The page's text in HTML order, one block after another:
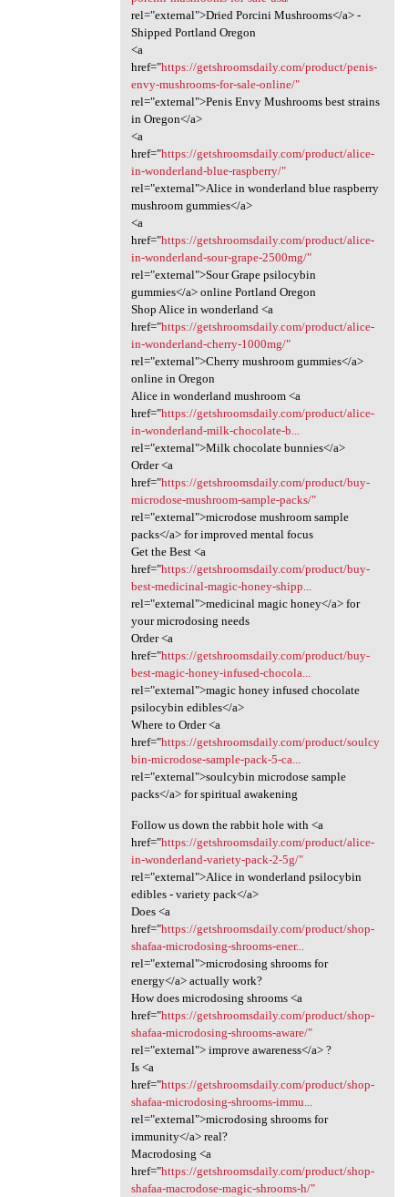
rel="external">Dried Porcini Mushrooms</a> -
Shipped Portland Oregon
<a
href="https://getshroomsdaily.com/product/penis-
envy-mushrooms-for-sale-online/"
rel="external">Penis Envy Mushrooms best strains
in Oregon</a>
<a
href="https://getshroomsdaily.com/product/alice-
in-wonderland-blue-raspberry/"
rel="external">Alice in wonderland blue raspberry
mushroom gummies</a>
<a
href="https://getshroomsdaily.com/product/alice-
in-wonderland-sour-grape-2500mg/"
rel="external">Sour Grape psilocybin
gummies</a> online Portland Oregon
Shop Alice in wonderland <a
href="https://getshroomsdaily.com/product/alice-
in-wonderland-cherry-1000mg/"
rel="external">Cherry mushroom gummies</a>
online in Oregon
Alice in wonderland mushroom <a
href="https://getshroomsdaily.com/product/alice-
in-wonderland-milk-chocolate-b...
rel="external">Milk chocolate bunnies</a>
Order <a
href="https://getshroomsdaily.com/product/buy-
microdose-mushroom-sample-packs/"
rel="external">microdose mushroom sample
packs</a> for improved mental focus
Get the Best <a
href="https://getshroomsdaily.com/product/buy-
best-medicinal-magic-honey-shipp...
rel="external">medicinal magic honey</a> for
your microdosing needs
Order <a
href="https://getshroomsdaily.com/product/buy-
best-magic-honey-infused-chocola...
rel="external">magic honey infused chocolate
psilocybin edibles</a>
Where to Order <a
href="https://getshroomsdaily.com/product/soulcy
bin-microdose-sample-pack-5-ca...
rel="external">soulcybin microdose sample
packs</a> for spiritual awakening
Follow us down the rabbit hole with <a
href="https://getshroomsdaily.com/product/alice-
in-wonderland-variety-pack-2-5g/"
rel="external">Alice in wonderland psilocybin
edibles - variety pack</a>
Does <a
href="https://getshroomsdaily.com/product/shop-
shafaa-microdosing-shrooms-ener...
rel="external">microdosing shrooms for
energy</a> actually work?
How does microdosing shrooms <a
href="https://getshroomsdaily.com/product/shop-
shafaa-microdosing-shrooms-aware/"
rel="external"> improve awareness</a> ?
Is <a
href="https://getshroomsdaily.com/product/shop-
shafaa-microdosing-shrooms-immu...
rel="external">microdosing shrooms for
immunity</a> real?
Macrodosing <a
href="https://getshroomsdaily.com/product/shop-
shafaa-macrodose-magic-shrooms-h/"